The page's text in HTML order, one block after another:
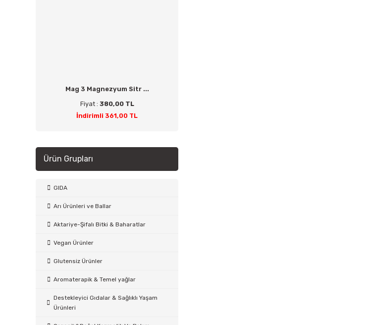
Mag 3 Magnezyum Sitr ...
Fiyat : 380,00 TL
İndirimli 361,00 TL
Ürün Grupları
GIDA
Arı Ürünleri ve Ballar
Aktariye-Şifalı Bitki & Baharatlar
Vegan Ürünler
Glutensiz Ürünler
Aromaterapik & Temel yağlar
Destekleyici Gıdalar & Sağlıklı Yaşam
Ürünleri